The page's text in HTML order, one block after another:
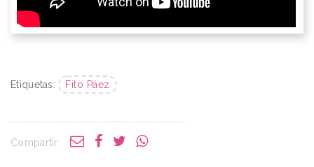
Etiquetas: Fito Páez
Compartir: